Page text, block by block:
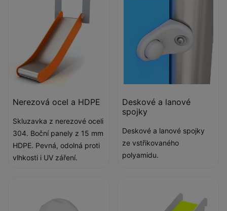
Nerezová ocel a HDPE
Skluzavka z nerezové oceli
304. Boční panely z 15 mm
HDPE. Pevná, odolná proti
vlhkosti i UV záření.
Deskové a lanové
spojky
Deskové a lanové spojky
ze vstřikovaného
polyamidu.